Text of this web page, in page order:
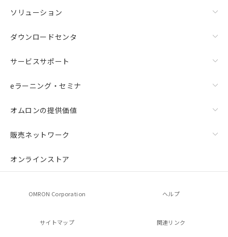
ソリューション
ダウンロードセンタ
サービスサポート
eラーニング・セミナ
オムロンの提供価値
販売ネットワーク
オンラインストア
OMRON Corporation ヘルプ
サイトマップ 関連リンク